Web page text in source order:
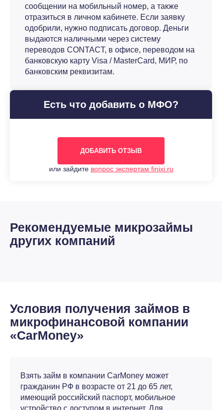
сообщении на мобильный номер, а также
отразиться в личном кабинете. Если заявку
одобрили, нужно подписать договор. Деньги
выдаются наличными через систему
переводов CONTACT, в офисе, переводом на
банковскую карту Visa / MasterCard, МИР, по
банковским реквизитам.
Есть что добавить о МФО?
ДОБАВИТЬ ОТЗЫВ
или зайдите вопрос экспертам finixi.ru
Рекомендуемые микрозаймы
других компаний
Условия получения займов в
микрофинансовой компании
«CarMoney»
Взять займ в компании CarMoney может
гражданин РФ в возрасте от 21 до 65 лет,
имеющий российский паспорт, мобильное
устройство с доступом в интернет. Для